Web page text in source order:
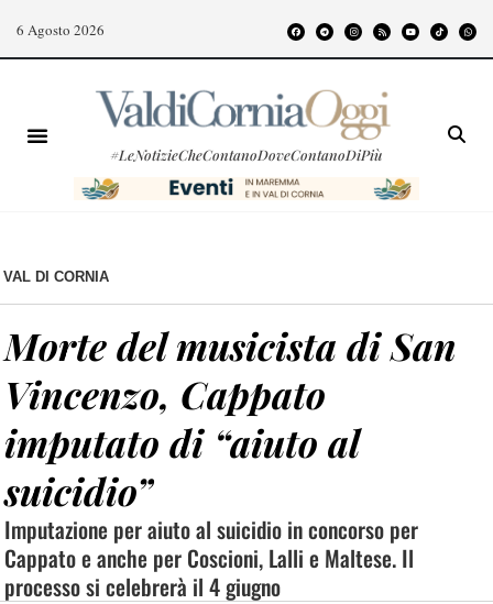
6 Agosto 2026
#LeNotizieCheContanoDoveContanoDiPiù
VAL DI CORNIA
Morte del musicista di San
Vincenzo, Cappato
imputato di “aiuto al
suicidio”
Imputazione per aiuto al suicidio in concorso per
Cappato e anche per Coscioni, Lalli e Maltese. Il
processo si celebrerà il 4 giugno